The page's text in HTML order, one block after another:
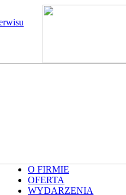
O FIRMIE
OFERTA
WYDARZENIA